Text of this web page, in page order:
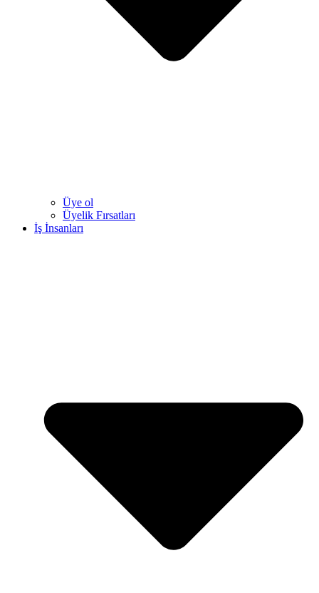
Üye ol
Üyelik Fırsatları
İş İnsanları